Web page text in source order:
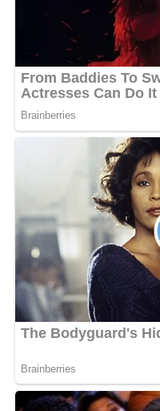
100 g Margarine
1 Eßlöffel Öl
150 g Aprikosen (aus
1/4 Liter Kaffeesahne
1 Teelöffel Mehl
Worcestersoße
Zubereitung
Rehsteaks in
Das ausgelöste
leicht klopfen und
Worcestersoße
im Kühlschrank
Die marinierten
Margarine rasch auf
noch rosa sind.